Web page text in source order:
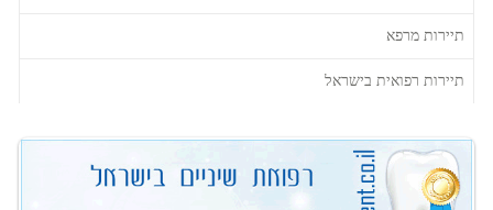
תיירות מרפא
תיירות רפואית בישראל